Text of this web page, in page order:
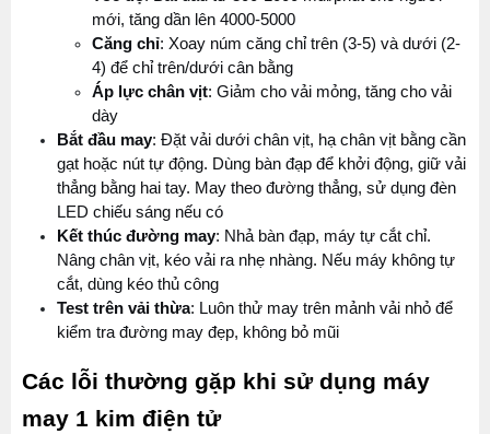
mới, tăng dần lên 4000-5000
Căng chỉ: Xoay núm căng chỉ trên (3-5) và dưới (2-
4) để chỉ trên/dưới cân bằng
Áp lực chân vịt: Giảm cho vải mỏng, tăng cho vải
dày
Bắt đầu may: Đặt vải dưới chân vịt, hạ chân vịt bằng cần
gạt hoặc nút tự động. Dùng bàn đạp để khởi động, giữ vải
thẳng bằng hai tay. May theo đường thẳng, sử dụng đèn
LED chiếu sáng nếu có
Kết thúc đường may: Nhả bàn đạp, máy tự cắt chỉ.
Nâng chân vịt, kéo vải ra nhẹ nhàng. Nếu máy không tự
cắt, dùng kéo thủ công
Test trên vải thừa: Luôn thử may trên mảnh vải nhỏ để
kiểm tra đường may đẹp, không bỏ mũi
Các lỗi thường gặp khi sử dụng máy
may 1 kim điện tử